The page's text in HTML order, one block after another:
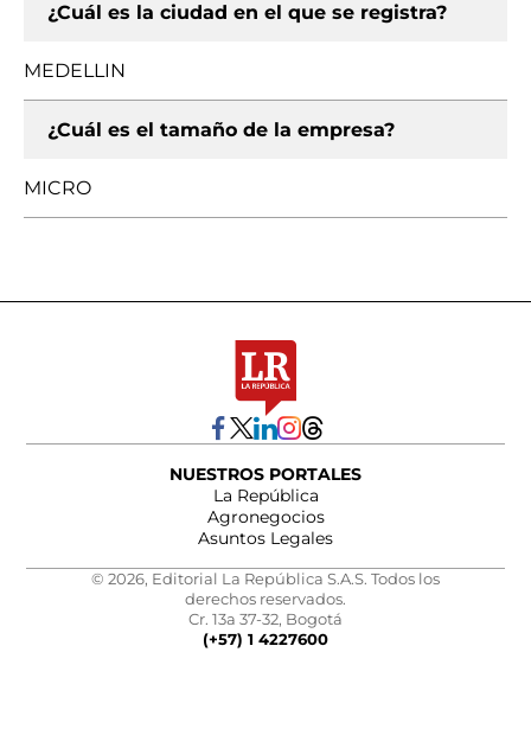
¿Cuál es la ciudad en el que se registra?
MEDELLIN
¿Cuál es el tamaño de la empresa?
MICRO
NUESTROS PORTALES
La República
Agronegocios
Asuntos Legales
© 2026, Editorial La República S.A.S. Todos los
derechos reservados.
Cr. 13a 37-32, Bogotá
(+57) 1 4227600